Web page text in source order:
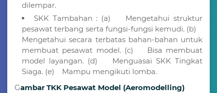
dilempar.
SKK Tambahan : (a) Mengetahui struktur
pesawat terbang serta fungsi-fungsi kemudi. (b)
Mengetahui secara terbatas bahan-bahan untuk
membuat pesawat model. (c) Bisa membuat
model layangan. (d) Menguasai SKK Tingkat
Siaga. (e) Mampu mengikuti lomba.
Gambar TKK Pesawat Model (Aeromodelling)